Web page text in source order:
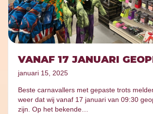
VANAF 17 JANUARI
januari 15, 2025
Beste carnavallers met gepaste trots
weer dat wij vanaf 17 januari van 09:30
zijn. Op het bekende…